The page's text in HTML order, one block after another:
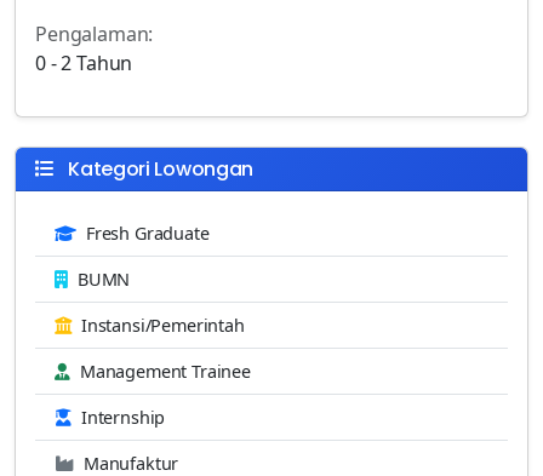
Pengalaman:
0 - 2 Tahun
Kategori Lowongan
Fresh Graduate
BUMN
Instansi/Pemerintah
Management Trainee
Internship
Manufaktur